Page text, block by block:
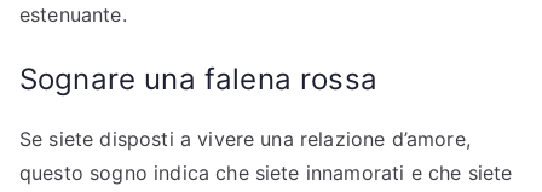
estenuante.
Sognare una falena rossa
Se siete disposti a vivere una relazione d’amore,
questo sogno indica che siete innamorati e che siete